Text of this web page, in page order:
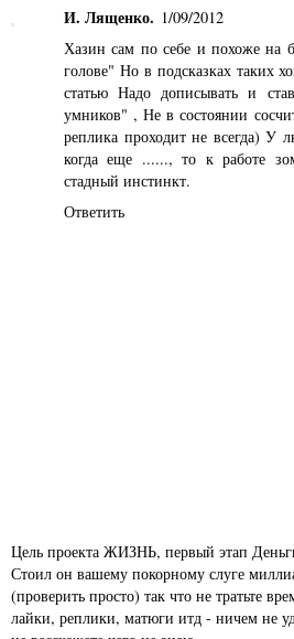
И. Лященко. 1/09/2012
Хазин сам по себе и похоже на
голове" Но в подсказках таких
статью Надо дописывать и
умников" , Не в состоянии
реплика проходит не всегда) У
когда еще ......, то к работе
стадный инстинкт.
Ответить
Цель проекта ЖИЗНЬ, первый этап
Стоил он вашему покорному слуге
(проверить просто) так что не тратьте
лайки, реплики, матюги итд - ничем не